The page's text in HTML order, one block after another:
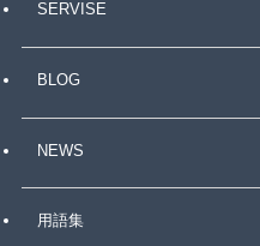
SERVISE
BLOG
NEWS
用語集